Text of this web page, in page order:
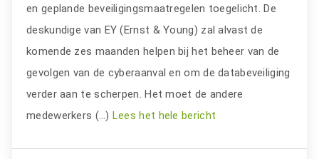
en geplande beveiligingsmaatregelen toegelicht. De
deskundige van EY (Ernst & Young) zal alvast de
komende zes maanden helpen bij het beheer van de
gevolgen van de cyberaanval en om de databeveiliging
verder aan te scherpen. Het moet de andere
medewerkers (…) Lees het hele bericht